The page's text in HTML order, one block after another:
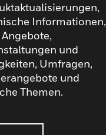
Informationen,
und
Umfragen,
und
Themen.